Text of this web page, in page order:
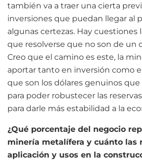
también va a traer una cierta
inversiones que puedan llegar al
algunas certezas. Hay cuestiones
que resolverse que no son de un
Creo que el camino es este, la
aportar tanto en inversión como
que son los dólares genuinos que
para poder robustecer las
para darle más estabilidad a la
¿Qué porcentaje del negocio
minería metalífera y cuánto las
aplicación y usos en la